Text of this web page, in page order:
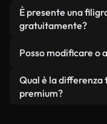
senza citare il
gradito.
Sì. Tutti i filmati di
in video
condizione che
È presente una
gratuitamente?
reali o generati
filigrane. Avrai a
all'uso.
Posso modificare o
Sì. Siete liberi di
nostri video.
Qual è la
premium?